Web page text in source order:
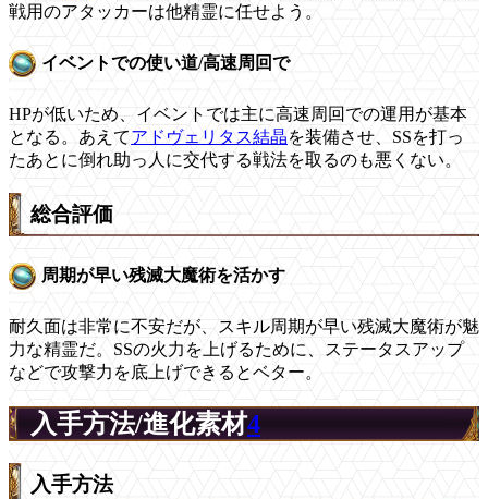
戦用のアタッカーは他精霊に任せよう。
イベントでの使い道/高速周回で
HPが低いため、イベントでは主に高速周回での運用が基本
となる。あえてアドヴェリタス結晶を装備させ、SSを打っ
たあとに倒れ助っ人に交代する戦法を取るのも悪くない。
総合評価
周期が早い残滅大魔術を活かす
耐久面は非常に不安だが、スキル周期が早い残滅大魔術が魅
力な精霊だ。SSの火力を上げるために、ステータスアップ
などで攻撃力を底上げできるとベター。
入手方法/進化素材4
入手方法